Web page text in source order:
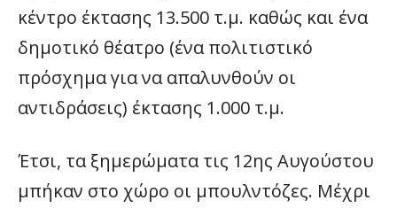
κέντρο έκτασης 13.500 τ.μ. καθώς και ένα
δημοτικό θέατρο (ένα πολιτιστικό
πρόσχημα για να απαλυνθούν οι
αντιδράσεις) έκτασης 1.000 τ.μ.
Έτσι, τα ξημερώματα τις 12ης Αυγούστου
μπήκαν στο χώρο οι μπουλντόζες. Μέχρι